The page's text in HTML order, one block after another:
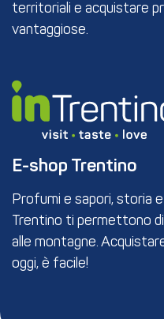
territoriali e acquistare
vantaggiose.
E-shop Trentino
Profumi e sapori, storia
Trentino ti permettono
alle montagne.
oggi, è facile!